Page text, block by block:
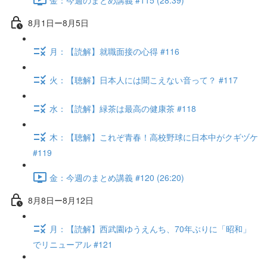
8月1日ー8月5日
月：【読解】就職面接の心得 #116
火：【聴解】日本人には聞こえない音って？ #117
水：【読解】緑茶は最高の健康茶 #118
木：【聴解】これぞ青春！高校野球に日本中がクギヅケ
#119
金：今週のまとめ講義 #120 (26:20)
8月8日ー8月12日
月：【読解】西武園ゆうえんち、70年ぶりに「昭和」
でリニューアル #121